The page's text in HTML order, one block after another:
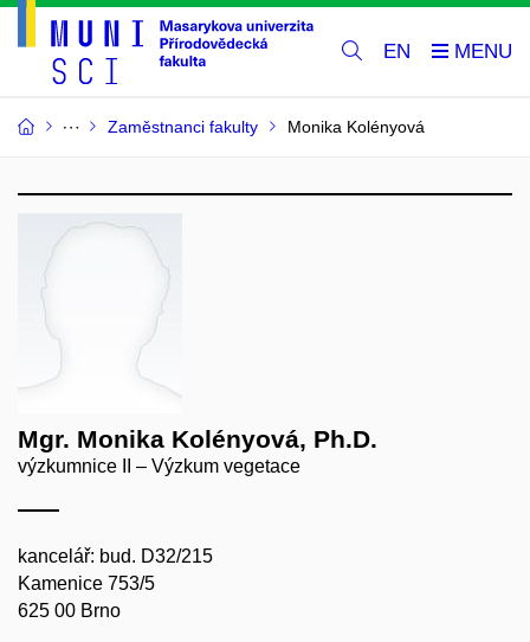
EN
Zaměstnanci fakulty Monika Kolényová
Mgr. Monika Kolényová, Ph.D.
výzkumnice II – Výzkum vegetace
kancelář: bud. D32/215
Kamenice 753/5
625 00 Brno